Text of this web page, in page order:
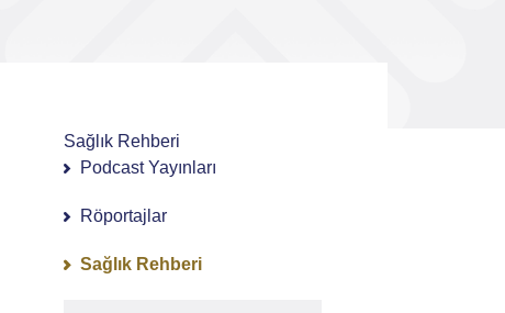
Sağlık Rehberi
Podcast Yayınları
Röportajlar
Sağlık Rehberi